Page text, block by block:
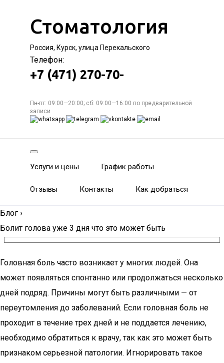
Стоматология
Россия, Курск, улица Перекальского
Телефон:
+7 (471) 270-70-
Пн-пт: 09:00—20:00; сб: 09:00—16:00 по предварительной
записи
Услуги и цены График работы
Отзывы Контакты Как добраться
Блог ›
Болит голова уже 3 дня что это может быть
Головная боль часто возникает у многих людей. Она
может появляться спонтанно или продолжаться несколько
дней подряд. Причины могут быть различными — от
переутомления до заболеваний. Если головная боль не
проходит в течение трех дней и не поддается лечению,
необходимо обратиться к врачу, так как это может быть
признаком серьезной патологии. Игнорировать такое